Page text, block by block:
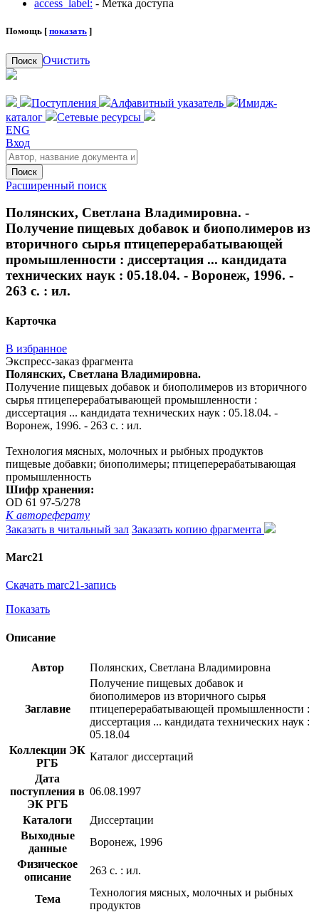
access_label: - Метка доступа
Помощь [ показать ]
Поиск Очистить
Поступления Алфавитный указатель
Имидж-
каталог
Сетевые ресурсы
ENG
Вход
Поиск
Расширенный поиск
Полянских, Светлана Владимировна. -
Получение пищевых добавок и биополимеров из
вторичного сырья птицеперерабатывающей
промышленности : диссертация ... кандидата
технических наук : 05.18.04. - Воронеж, 1996. -
263 с. : ил.
Карточка
В избранное
Экспресс-заказ фрагмента
Полянских, Светлана Владимировна.
Получение пищевых добавок и биополимеров из вторичного
сырья птицеперерабатывающей промышленности :
диссертация ... кандидата технических наук : 05.18.04. -
Воронеж, 1996. - 263 с. : ил.
Технология мясных, молочных и рыбных продуктов
пищевые добавки; биополимеры; птицеперерабатывающая
промышленность
Шифр хранения:
OD 61 97-5/278
К автореферату
Заказать в читальный зал Заказать копию фрагмента
Marc21
Скачать marc21-запись
Показать
Описание
Автор Полянских, Светлана Владимировна
Заглавие
Получение пищевых добавок и
биополимеров из вторичного сырья
птицеперерабатывающей промышленности :
диссертация ... кандидата технических наук :
05.18.04
Коллекции ЭК
РГБ
Каталог диссертаций
Дата
поступления в
ЭК РГБ
06.08.1997
Каталоги
Диссертации
Выходные
данные
Воронеж, 1996
Физическое
описание
263 с. : ил.
Тема
Технология мясных, молочных и рыбных
продуктов